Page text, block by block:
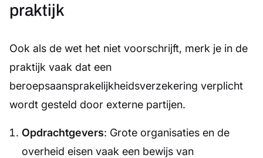
praktijk
Ook als de wet het niet voorschrijft, merk je in de
praktijk vaak dat een
beroepsaansprakelijkheidsverzekering verplicht
wordt gesteld door externe partijen.
Opdrachtgevers: Grote organisaties en de
overheid eisen vaak een bewijs van